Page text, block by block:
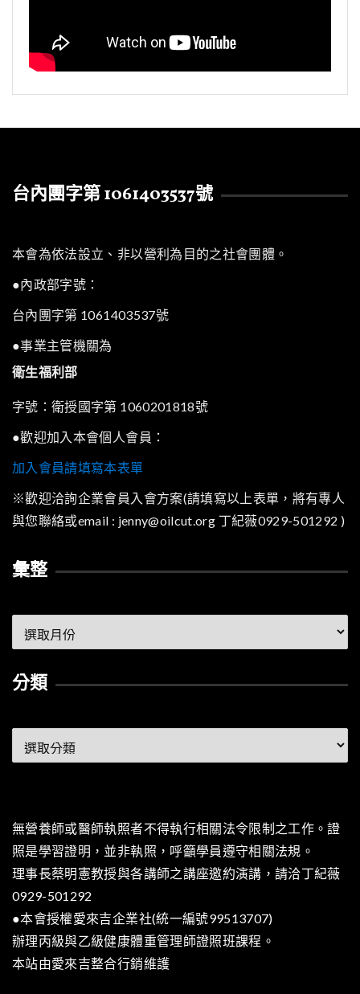
台內團字第 1061403537號
本會為依法設立、非以營利為目的之社會團體。
●內政部字號：
台內團字第 1061403537號
●事業主管機關為
衛生福利部
字號：衛授國字第 1060201818號
●歡迎加入本會個人會員：
加入會員請填寫本表單
※歡迎洽詢企業會員入會方案(請填寫以上表單，將有專人
與您聯絡或email : jenny@oilcut.org 丁紀薇0929-501292 )
彙整
整
分類
類
無營養師或醫師執照者不得執行相關法令限制之工作。證
照是學習證明，並非執照，呼籲學員遵守相關法規。
理事長蔡明憲教授與各講師之講座邀約演講，請洽丁紀薇
0929-501292
●本會授權愛來吉企業社(統一編號99513707)
辦理丙級與乙級健康體重管理師證照班課程。
本站由愛來吉整合行銷維護